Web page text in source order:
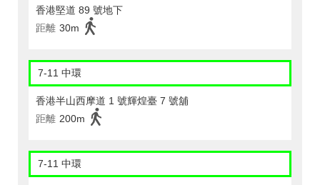
香港堅道 89 號地下
距離 30m
7-11 中環
香港半山西摩道 1 號輝煌臺 7 號舖
距離 200m
7-11 中環